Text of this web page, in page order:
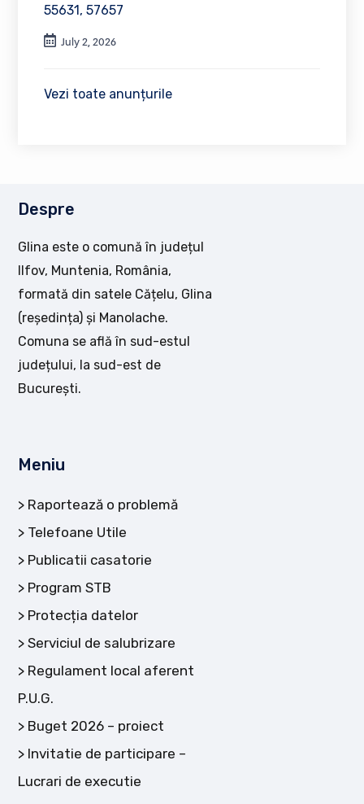
55631, 57657
July 2, 2026
Vezi toate anunțurile
Despre
Glina este o comună în județul
Ilfov, Muntenia, România,
formată din satele Cățelu, Glina
(reședința) și Manolache.
Comuna se află în sud-estul
județului, la sud-est de
București.
Meniu
Raportează o problemă
Telefoane Utile
Publicatii casatorie
Program STB
Protecția datelor
Serviciul de salubrizare
Regulament local aferent
P.U.G.
Buget 2026 – proiect
Invitatie de participare –
Lucrari de executie